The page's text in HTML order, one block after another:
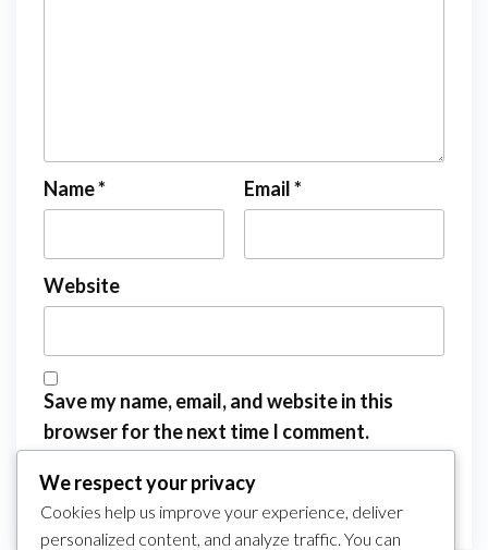
Name* Email*
Website
Save my name, email, and website in this
browser for the next time I comment.
We respect your privacy
Cookies help us improve your experience, deliver
personalized content, and analyze traffic. You can